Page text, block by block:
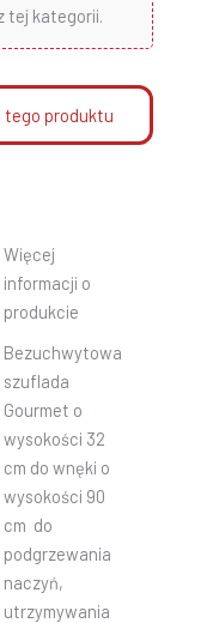
tej kategorii.
tego produktu
Więcej
informacji o
produkcie
Bezuchwytowa
szuflada
Gourmet o
wysokości 32
cm do wnęki o
wysokości 90
cm do
podgrzewania
naczyń,
utrzymywania